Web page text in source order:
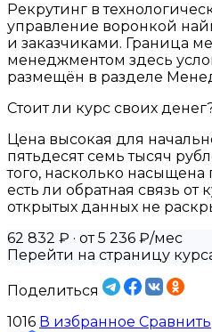
Рекрутинг в
управление воронкой
и заказчиками. Граница
менеджментом здесь
размещён в разделе
Стоит ли курс своих
Цена высокая для
пятьдесят семь тысяч
того, насколько насыщена
есть ли обратная связь от
открытых данных не
62 832 ₽ · от 5 236 ₽/мес
Перейти на страницу
Поделиться
1016 В избранное Сравнить